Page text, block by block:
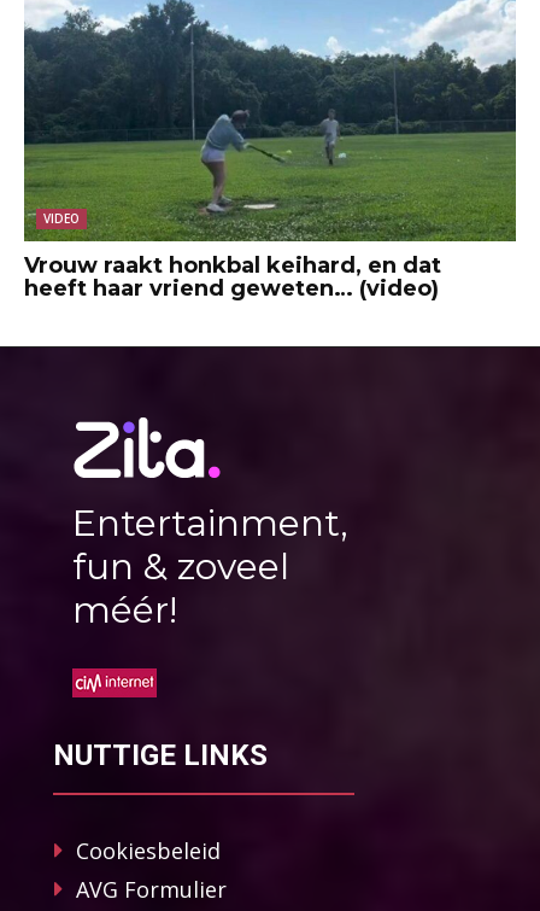
VIDEO
Vrouw raakt honkbal keihard, en dat
heeft haar vriend geweten… (video)
Entertainment,
fun & zoveel
méér!
NUTTIGE LINKS
Cookiesbeleid
AVG Formulier